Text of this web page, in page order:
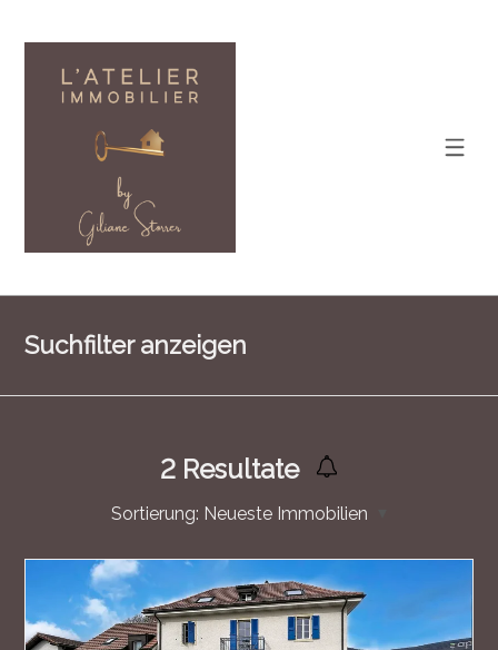
Suchfilter anzeigen
2 Resultate
Sortierung: Neueste Immobilien